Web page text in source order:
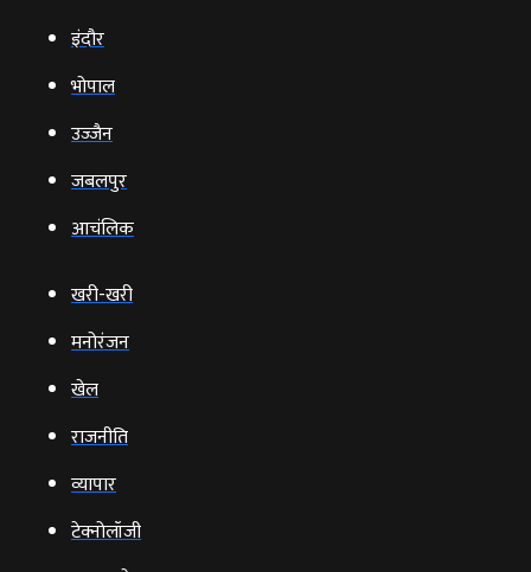
इंदौर
भोपाल
उज्‍जैन
जबलपुर
आचंलिक
खरी-खरी
मनोरंजन
खेल
राजनीति
व्‍यापार
टेक्‍नोलॉजी